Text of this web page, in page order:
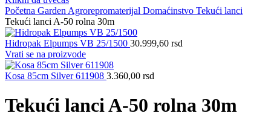
Početna Garden Agrorepromaterijal Domaćinstvo Tekući lanci
Tekući lanci A-50 rolna 30m
Hidropak Elpumps VB 25/1500 30.999,60 rsd
Vrati se na proizvode
Kosa 85cm Silver 611908 3.360,00 rsd
Tekući lanci A-50 rolna 30m